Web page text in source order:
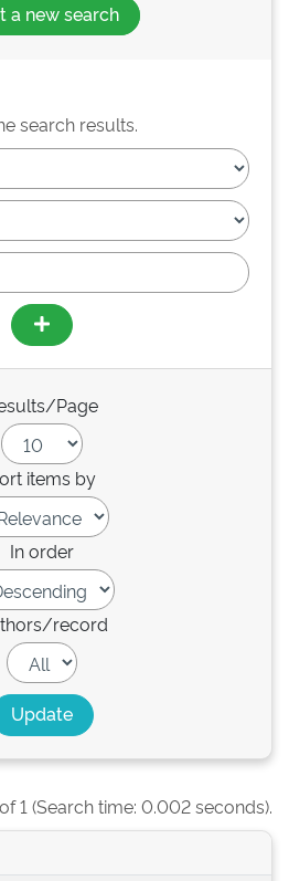
a new search
search results.
Page
items by
In order
record
1 (Search time: 0.002 seconds).